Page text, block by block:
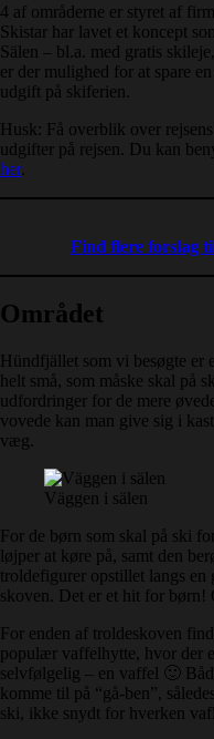
4 af områderne er styret af
Skistar har lavet et koncept
Sälen – bl.a. med gratis
er der mulighed for at spare
udgift på skiferien.
Husk: Få overblik over
udgifter på rejsen. Du kan
her.
Find flere forslag
Området
Hündfjället som vi besøgte er
helt små, som måske skal på
udfordringer for de mere
vovede kan man give sig i
væg.
Väggen i sälen
For de børn som skal på ski
løjper at køre på, samt den
troldefigurer opstillet langs en
skoven. Det er et hit for
For enden af troldeskoven
populær vaffelhytte, hvor der
selvfølgelig – en vaffel 🙂
komme til på “gå-ben”,
ski, ikke snydt for hverken